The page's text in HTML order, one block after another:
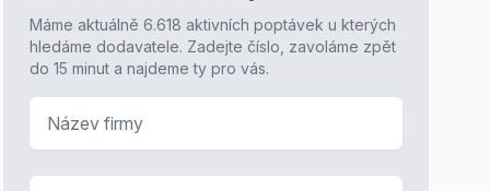
Máme aktuálně 6.618 aktivních poptávek u kterých
hledáme dodavatele. Zadejte číslo, zavoláme zpět
do 15 minut a najdeme ty pro vás.